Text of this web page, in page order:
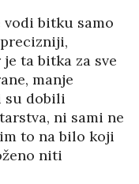
vodi bitku samo
precizniji,
ta bitka za sve
manje
su dobili
ni sami ne
to na bilo koji
niti